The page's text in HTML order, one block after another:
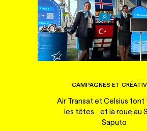
CAMPAGNES ET
Air Transat et Celsius font
les têtes... et la roue au
Saputo